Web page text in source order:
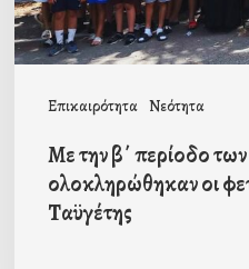
Επικαιρότητα Νεότητα
οι
φετινές
Με την β΄ περίοδο
ολοκληρώθηκαν οι
Ταϋγέτης